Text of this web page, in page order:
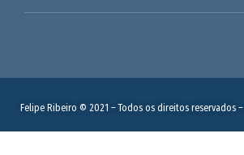
Felipe Ribeiro © 2021 – Todos os direitos reservados –